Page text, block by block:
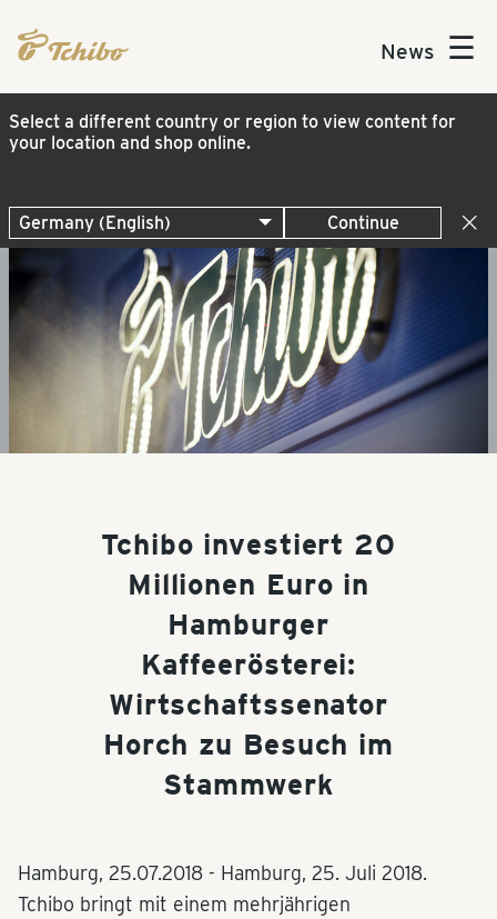
News ☰
Select a different country or region to view content for
your location and shop online.
Continue
Tchibo investiert 20
Millionen Euro in
Hamburger
Kaffeerösterei:
Wirtschaftssenator
Horch zu Besuch im
Stammwerk
Hamburg, 25.07.2018 - Hamburg, 25. Juli 2018.
Tchibo bringt mit einem mehrjährigen